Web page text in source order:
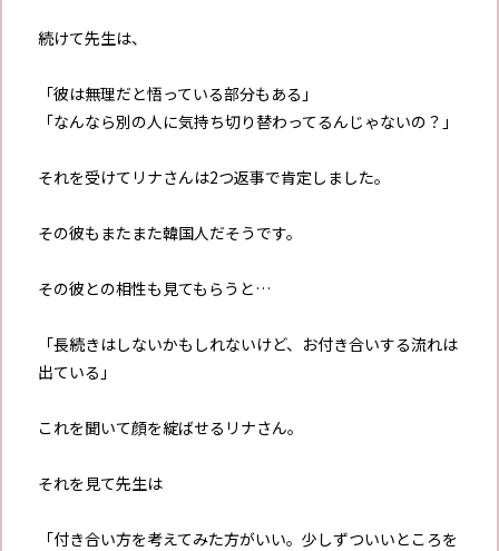
続けて先生は、
「彼は無理だと悟っている部分もある」
「なんなら別の人に気持ち切り替わってるんじゃないの？」
それを受けてリナさんは2つ返事で肯定しました。
その彼もまたまた韓国人だそうです。
その彼との相性も見てもらうと…
「長続きはしないかもしれないけど、お付き合いする流れは
出ている」
これを聞いて顔を綻ばせるリナさん。
それを見て先生は
「付き合い方を考えてみた方がいい。少しずついいところを